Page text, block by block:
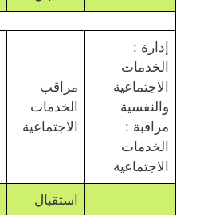
إدارة :
الخدمات
الاجتماعية
والنفسية
مراقبة :
الخدمات
الاجتماعية
مراقب
الخدمات
الاجتماعية
استقبال